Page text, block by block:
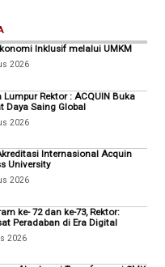
Inklusif melalui UMKM
2026
Rektor : ACQUIN Buka
Daya Saing Global
2026
Internasional Acquin
University
2026
ke- 72 dan ke-73, Rektor:
Peradaban di Era Digital
2026